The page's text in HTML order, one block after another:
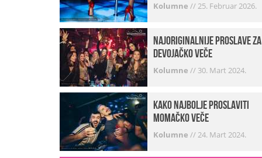
Kolumne //25. Februar 2026.
Najoriginalnije proslave za
devojačko veče
Kolumne // 30. Mart 2024.
Kako najbolje proslaviti
momačko veče
Kolumne //24. Mart 2024.